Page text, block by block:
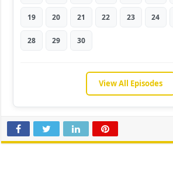
19 20 21 22 23 24
28 29 30
View All Episodes